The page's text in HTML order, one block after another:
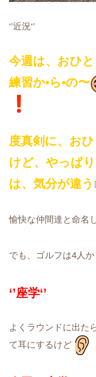
‘’近況‘’
今週は、おひ
練習か•ら•の〜
度真剣に、お
けど、やっぱ
は、気分が違う
愉快な仲間達と命名
でも、ゴルフは4人
‘’座学‘’
よくラウンドに出た
て耳にするけど